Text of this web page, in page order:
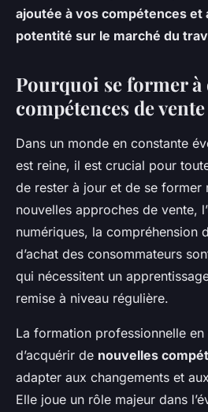
ajoutée à vos compétences
potentité sur le marché du
Pourquoi se former à
compétences de
Dans un monde en constante
est reine, il est crucial pour
de rester à jour et de se former
nouvelles approches de vente,
numériques, la compréhension
d’achat des consommateurs
qui nécessitent un
remise à niveau régulière.
La formation professionnelle
d’acquérir de nouvelles
adapter aux changements et
Elle joue un rôle majeur dans